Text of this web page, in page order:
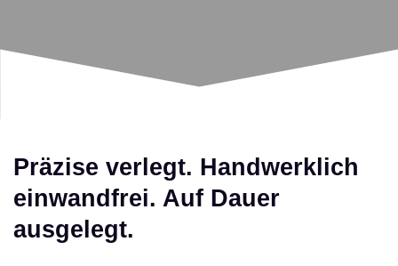
Präzise verlegt. Handwerklich
einwandfrei. Auf Dauer
ausgelegt.